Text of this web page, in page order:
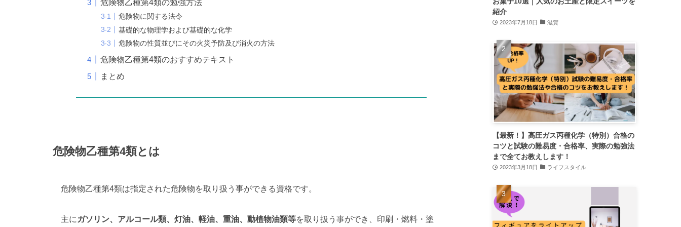
危険物乙種第4類の勉強方法
危険物に関する法令
基礎的な物理学および基礎的な化学
危険物の性質並びにその火災予防及び消火の方法
危険物乙種第4類のおすすめテキスト
まとめ
危険物乙種第4類とは
危険物乙種第4類は指定された危険物を取り扱う事ができる資格です。
主に ガソリン、アルコール類、灯油、軽油、重油、動植物油類等を取り扱う事ができ、印刷・燃料・塗
紹介
2023年7月18日 滋賀
【最新！】高圧ガス丙種化学（特別）合格の
コツと試験の難易度・合格率、実際の勉強法
まで全てお教えします！
2023年3月18日 ライフスタイル